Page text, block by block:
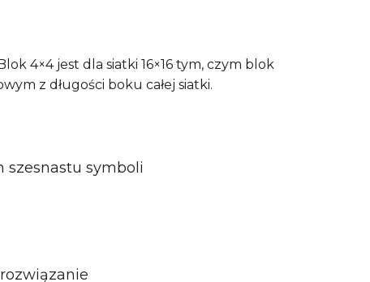
4×4 jest dla siatki 16×16 tym, czym blok
z długości boku całej siatki.
szesnastu symboli